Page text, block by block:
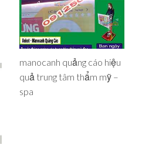
manocanh quảng cáo hiệu
quả trung tâm thẩm mỹ –
spa